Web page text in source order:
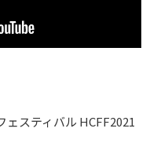
ェスティバル HCFF2021